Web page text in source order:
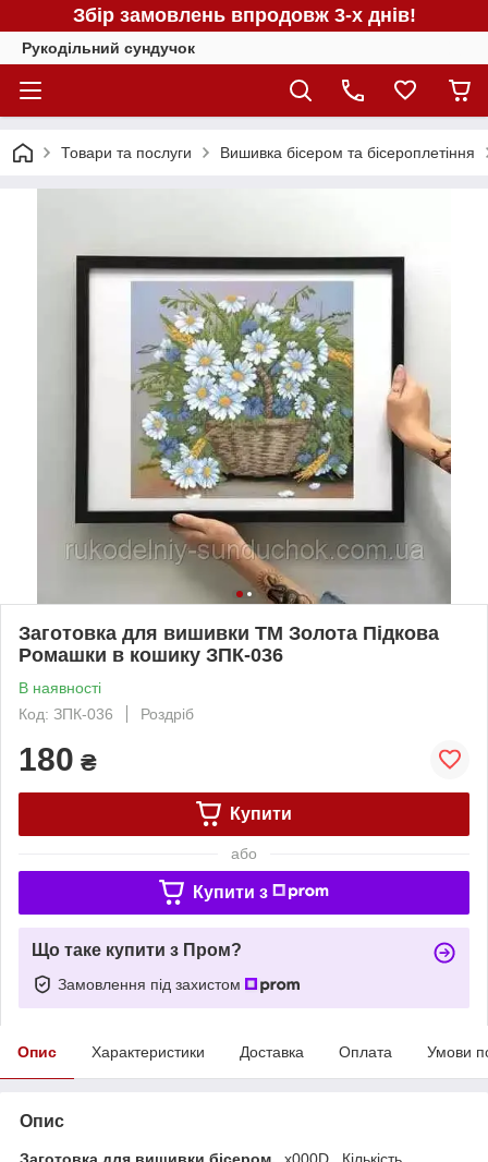
Збір замовлень впродовж 3-х днів!
Рукодільний сундучок
Товари та послуги Вишивка бісером та бісероплетіння
Заготовка для вишивки ТМ Золота Підкова
Ромашки в кошику ЗПК-036
В наявності
Код: ЗПК-036
Роздріб
180 ₴
Купити
або
Купити з
Що таке купити з Пром?
Замовлення під захистом
Опис Характеристики Доставка Оплата Умови
Опис
Заготовка для вишивки бісером. _x000D_ Кількість